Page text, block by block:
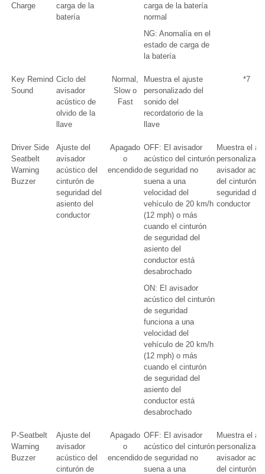
Charge
carga de la
batería
carga de la batería
normal
NG: Anomalía en el
estado de carga de
la batería
Key Remind
Sound
Ciclo del
avisador
acústico de
olvido de la
llave
Normal,
Slow o
Fast
Muestra el ajuste
personalizado del
sonido del
recordatorio de la
llave
*7
Driver Side
Seatbelt
Warning
Buzzer
Ajuste del
avisador
acústico del
cinturón de
seguridad del
asiento del
conductor
Apagado
o
encendido
OFF: El avisador
acústico del cinturón
de seguridad no
suena a una
velocidad del
vehículo de 20 km/h
(12 mph) o más
cuando el cinturón
de seguridad del
asiento del
conductor está
desabrochado
ON: El avisador
acústico del cinturón
de seguridad
funciona a una
velocidad del
vehículo de 20 km/h
(12 mph) o más
cuando el cinturón
de seguridad del
asiento del
conductor está
desabrochado
Muestra el
avisador
del cinturón
seguridad del
conductor
P-Seatbelt
Warning
Buzzer
Ajuste del
avisador
acústico del
cinturón de
Apagado
o
encendido
OFF: El avisador
acústico del cinturón
de seguridad no
suena a una
Muestra el
avisador
del cinturón